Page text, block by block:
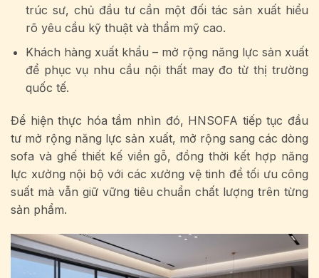
trúc sư, chủ đầu tư cần một đối tác sản xuất hiểu
rõ yêu cầu kỹ thuật và thẩm mỹ cao.
Khách hàng xuất khẩu – mở rộng năng lực sản xuất
để phục vụ nhu cầu nội thất may đo từ thị trường
quốc tế.
Để hiện thực hóa tầm nhìn đó, HNSOFA tiếp tục đầu
tư mở rộng năng lực sản xuất, mở rộng sang các dòng
sofa và ghế thiết kế viền gỗ, đồng thời kết hợp năng
lực xưởng nội bộ với các xưởng vệ tinh để tối ưu công
suất mà vẫn giữ vững tiêu chuẩn chất lượng trên từng
sản phẩm.